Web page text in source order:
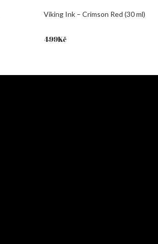
Viking Ink – Crimson Red (30 ml)
499Kč